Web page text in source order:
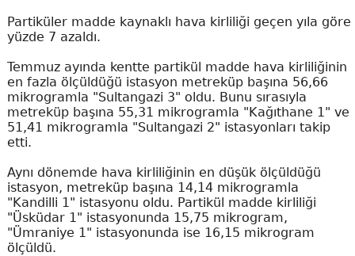
Partiküler madde kaynaklı hava kirliliği geçen yıla göre
yüzde 7 azaldı.
Temmuz ayında kentte partikül madde hava kirliliğinin
en fazla ölçüldüğü istasyon metreküp başına 56,66
mikrogramla "Sultangazi 3" oldu. Bunu sırasıyla
metreküp başına 55,31 mikrogramla "Kağıthane 1" ve
51,41 mikrogramla "Sultangazi 2" istasyonları takip
etti.
Aynı dönemde hava kirliliğinin en düşük ölçüldüğü
istasyon, metreküp başına 14,14 mikrogramla
"Kandilli 1" istasyonu oldu. Partikül madde kirliliği
"Üsküdar 1" istasyonunda 15,75 mikrogram,
"Ümraniye 1" istasyonunda ise 16,15 mikrogram
ölçüldü.